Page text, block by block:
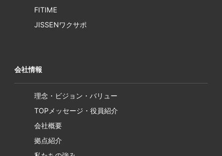
FITIME
JISSENワクサポ
会社情報
理念・ビジョン・バリュー
TOPメッセージ・役員紹介
会社概要
拠点紹介